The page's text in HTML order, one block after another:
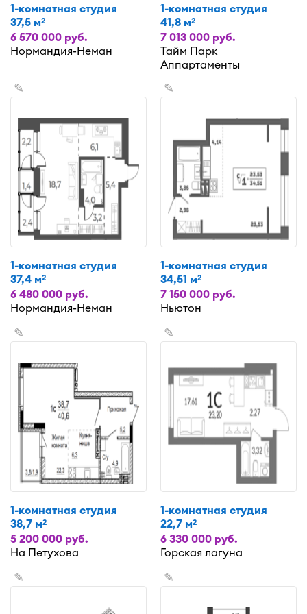
1-комнатная студия
37,5 м2
6 570 000 руб.
Нормандия-Неман
1-комнатная студия
41,8 м2
7 013 000 руб.
Тайм Парк
Аппартаменты
✎
1-комнатная студия
37,4 м2
6 480 000 руб.
Нормандия-Неман
✎
1-комнатная студия
34,51 м2
7 150 000 руб.
Ньютон
✎
1-комнатная студия
38,7 м2
5 200 000 руб.
На Петухова
✎
1-комнатная студия
22,7 м2
6 330 000 руб.
Горская лагуна
✎ ✎